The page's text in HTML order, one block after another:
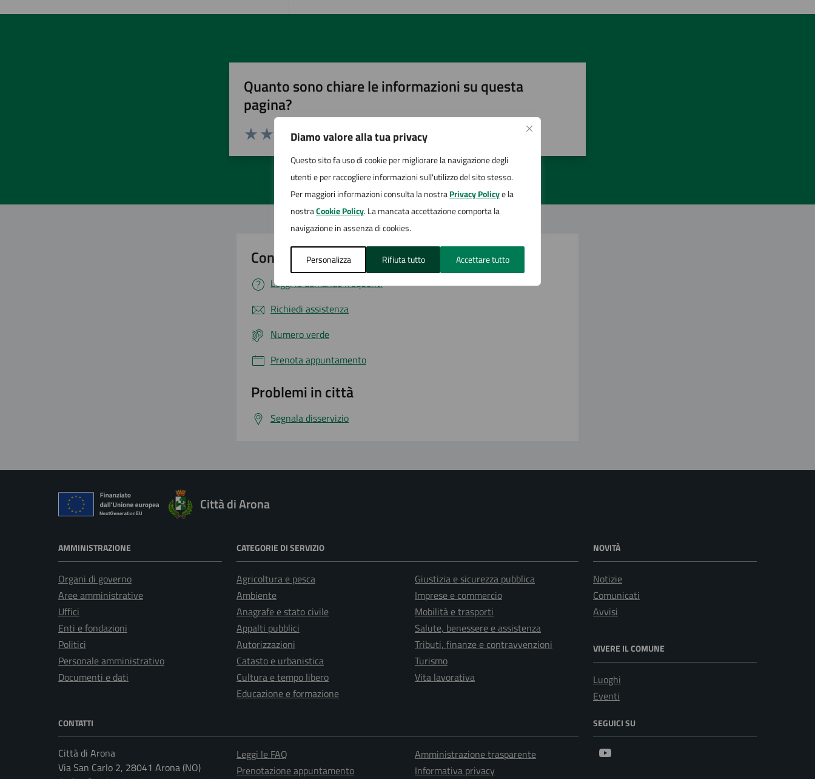
Diamo valore alla tua privacy
Questo sito fa uso di cookie per migliorare la navigazione degli
utenti e per raccogliere informazioni sull'utilizzo del sito stesso.
Per maggiori informazioni consulta la nostraPrivacy Policye la
nostraCookie Policy. La mancata accettazione comporta la
navigazione in assenza di cookies.
Personalizza Rifiuta tutto Accettare tutto
Quanto sono chiare le informazioni su questa
pagina?
Contatta il comune
Leggi le domande frequenti
Richiedi assistenza
Numero verde
Prenota appuntamento
Problemi in città
Segnala disservizio
Città di Arona
AMMINISTRAZIONE
Organi di governo
Aree amministrative
Uffici
Enti e fondazioni
Politici
Personale amministrativo
Documenti e dati
CATEGORIE DI SERVIZIO
Agricoltura e pesca
Ambiente
Anagrafe e stato civile
Appalti pubblici
Autorizzazioni
Catasto e urbanistica
Cultura e tempo libero
Educazione e formazione
Giustizia e sicurezza pubblica
Imprese e commercio
Mobilità e trasporti
Salute, benessere e assistenza
Tributi, finanze e contravvenzioni
Turismo
Vita lavorativa
NOVITÀ
Notizie
Comunicati
Avvisi
VIVERE IL COMUNE
Luoghi
Eventi
CONTATTI
Città di Arona
Via San Carlo 2, 28041 Arona (NO)
Leggi le FAQ
Prenotazione appuntamento
Amministrazione trasparente
Informativa privacy
SEGUICI SU